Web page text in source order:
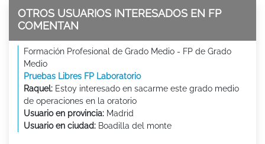
OTROS USUARIOS INTERESADOS EN FP
COMENTAN
Formación Profesional de Grado Medio - FP de Grado
Medio
Pruebas Libres FP Laboratorio
Raquel: Estoy interesado en sacarme este grado medio
de operaciones en la oratorio
Usuario en provincia: Madrid
Usuario en ciudad: Boadilla del monte